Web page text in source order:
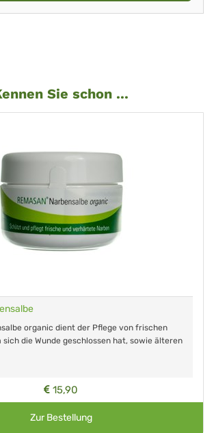
Sie schon ...
organic dient der Pflege von frischen
sich die Wunde geschlossen hat, sowie älteren
15,90
Zur Bestellung